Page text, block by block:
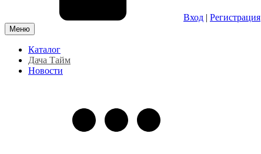
Вход | Регистрация
Меню
Каталог
Дача Тайм
Новости